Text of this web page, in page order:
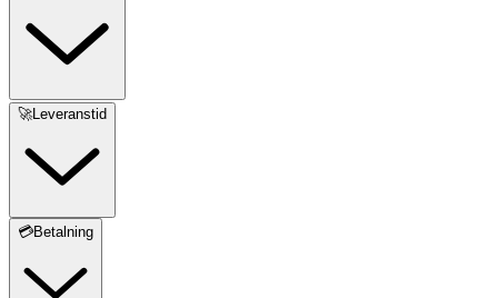
🚀Leveranstid
💳Betalning